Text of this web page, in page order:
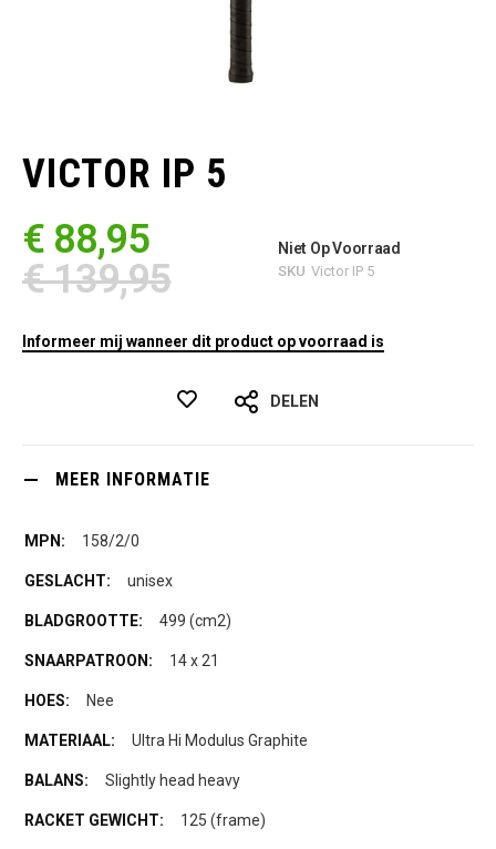
begin
van
afbeeldingen-
gallerij
VICTOR IP 5
€ 88,95
€ 139,95
Niet Op Voorraad
SKU Victor IP 5
Informeer mij wanneer dit product op voorraad is
DELEN
MEER INFORMATIE
158/2/0
unisex
499 (cm2)
14 x 21
Nee
Ultra Hi Modulus Graphite
Slightly head heavy
125 (frame)